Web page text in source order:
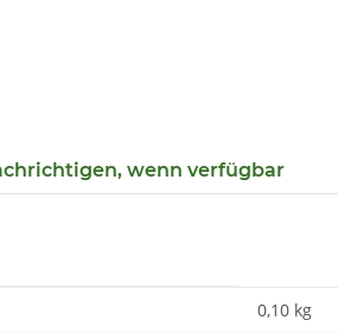
wenn verfügbar
0,10 kg